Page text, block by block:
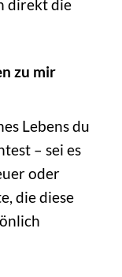
direkt die
zu mir
Lebens du
– sei es
oder
die diese